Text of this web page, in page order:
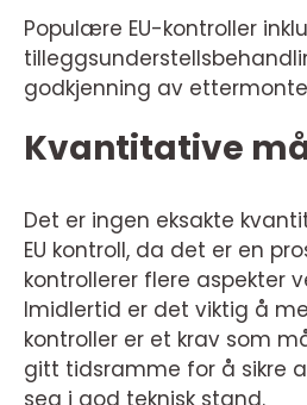
Populære EU-kontroller
godkjenning av
Kvantitative
Det er ingen eksakte
EU kontroll, da det er en
kontrollerer flere aspekter
Imidlertid er det viktig å
kontroller er et krav som
gitt tidsramme for å sikre
seg i god teknisk stand.